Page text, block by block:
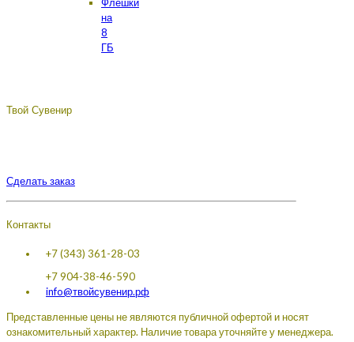
Флешки
на
8
ГБ
Твой Сувенир
Сделать заказ
Контакты
+7 (343) 361-28-03
+7 904-38-46-590
info@твойсувенир.рф
Представленные цены не являются публичной офертой и носят
ознакомительный характер. Наличие товара уточняйте у менеджера.